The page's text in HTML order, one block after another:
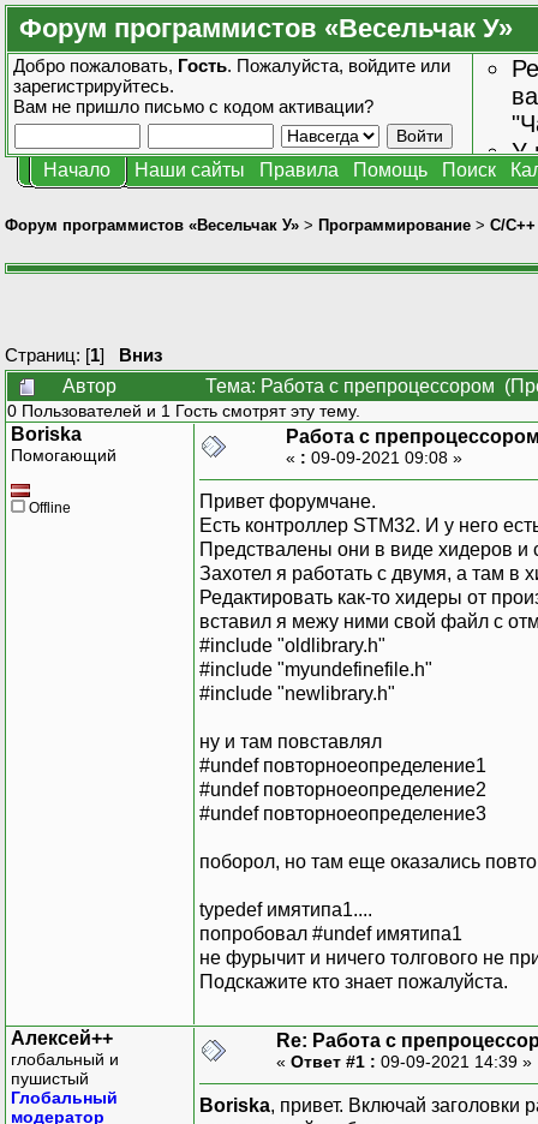
Форум программистов «Весельчак У»
Добро пожаловать, Гость. Пожалуйста, войдите или
зарегистрируйтесь.
Вам не пришло письмо с кодом активации?
У
Начало Наши сайты Правила Помощь Поиск
Форум программистов «Весельчак У» > Программирование > C/C++
Страниц: [1] Вниз
Автор
Тема: Работа с препроцессором
0 Пользователей и 1 Гость смотрят эту тему.
Boriska
Помогающий
Offline
Работа с
« : 09-09-2021 09:08 »
Привет форумчане.
Есть контроллер STM32. И у него
Предствалены они в виде хидеров и
Захотел я работать с двумя, а там в
Редактировать как-то хидеры от
вставил я межу ними свой файл с
#include "oldlibrary.h"
#include "myundefinefile.h"
#include "newlibrary.h"
ну и там повставлял
#undef повторноеопределение1
#undef повторноеопределение2
#undef повторноеопределение3
поборол, но там еще оказались
typedef имятипа1....
попробовал #undef имятипа1
не фурычит и ничего толгового не
Подскажите кто знает пожалуйста.
Алексей++
глобальный и
пушистый
Глобальный
модератор
Re: Работа с
« Ответ #1 : 09-09-2021 14:39 »
Boriska, привет. Включай заголовки